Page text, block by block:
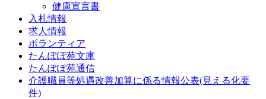
健康宣言書
入札情報
求人情報
ボランティア
たんぽぽ苑文庫
たんぽぽ苑通信
介護職員等処遇改善加算に係る情報公表(見える化要
件)